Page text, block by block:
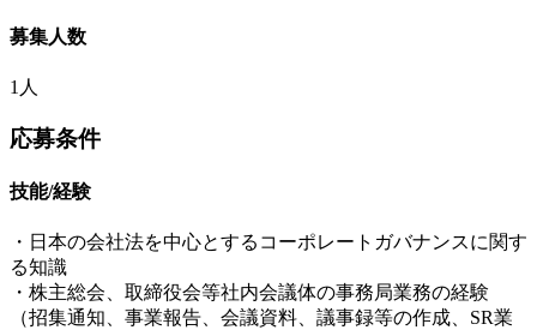
募集人数
1人
応募条件
技能/経験
・日本の会社法を中心とするコーポレートガバナンスに関す
る知識
・株主総会、取締役会等社内会議体の事務局業務の経験
（招集通知、事業報告、会議資料、議事録等の作成、SR業